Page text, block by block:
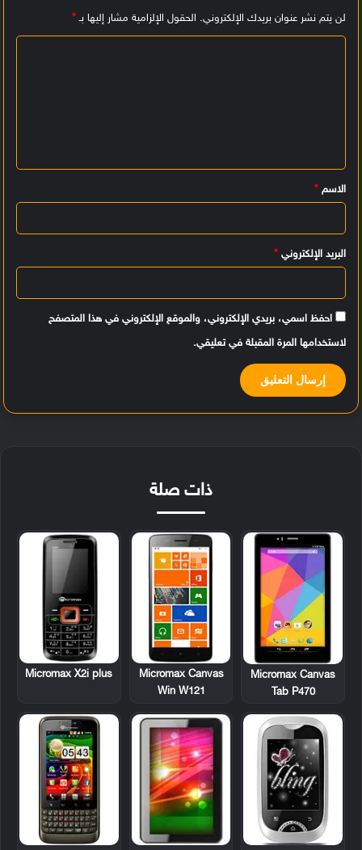
لن يتم نشر عنوان بريدك الإلكتروني. الحقول الإلزامية مشار إليها بـ*
ي
ق
الاسم *
البريد الإلكتروني *
احفظ اسمي، بريدي الإلكتروني، والموقع الإلكتروني في هذا المتصفح
لاستخدامها المرة المقبلة في تعليقي.
ذات صلة
Micromax Canvas
Tab P470
Micromax Canvas
Win W121
Micromax X2i plus